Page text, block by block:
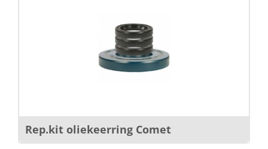
Rep.kit oliekeerring Comet